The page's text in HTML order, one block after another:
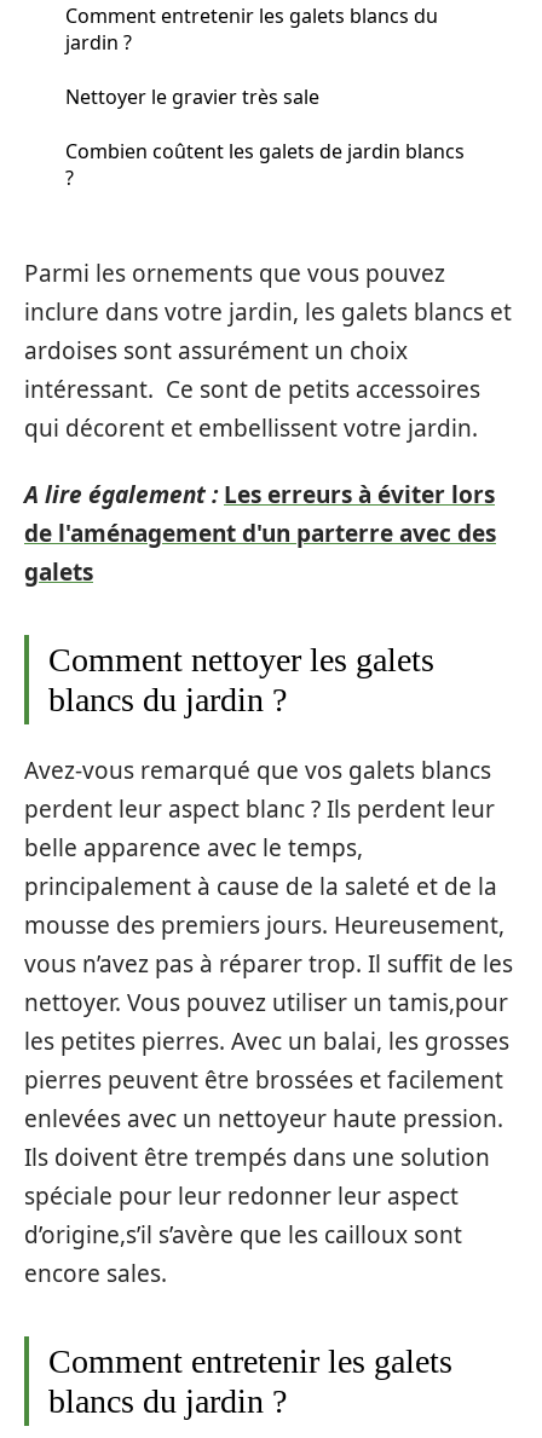
Comment entretenir les galets blancs du
jardin ?
Nettoyer le gravier très sale
Combien coûtent les galets de jardin blancs
?
Parmi les ornements que vous pouvez
inclure dans votre jardin, les galets blancs et
ardoises sont assurément un choix
intéressant. Ce sont de petits accessoires
qui décorent et embellissent votre jardin.
A lire également : Les erreurs à éviter lors
de l'aménagement d'un parterre avec des
galets
Comment nettoyer les galets
blancs du jardin ?
Avez-vous remarqué que vos galets blancs
perdent leur aspect blanc ? Ils perdent leur
belle apparence avec le temps,
principalement à cause de la saleté et de la
mousse des premiers jours. Heureusement,
vous n’avez pas à réparer trop. Il suffit de les
nettoyer. Vous pouvez utiliser un tamis,pour
les petites pierres. Avec un balai, les grosses
pierres peuvent être brossées et facilement
enlevées avec un nettoyeur haute pression.
Ils doivent être trempés dans une solution
spéciale pour leur redonner leur aspect
d’origine,s’il s’avère que les cailloux sont
encore sales.
Comment entretenir les galets
blancs du jardin ?